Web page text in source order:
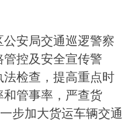
公安局交通巡逻警察
控及安全宣传警
检查，提高重点时
管事率，严查货
步加大货运车辆交通